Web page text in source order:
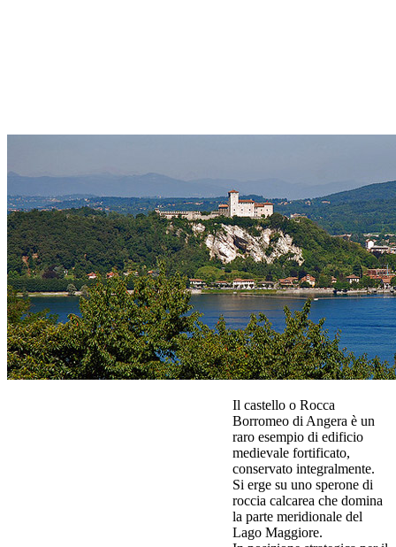
Il castello o Rocca
Borromeo di Angera è un
raro esempio di edificio
medievale fortificato,
conservato integralmente.
Si erge su uno sperone di
roccia calcarea che domina
la parte meridionale del
Lago Maggiore.